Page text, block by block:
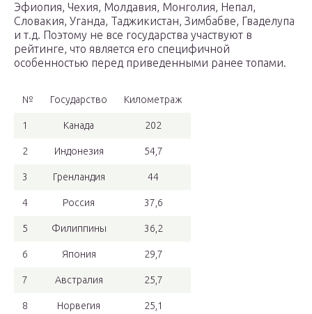
Эфиопия, Чехия, Молдавия, Монголия, Непал,
Словакия, Уганда, Таджикистан, Зимбабве, Гваделупа
и т.д. Поэтому не все государства участвуют в
рейтинге, что является его специфичной
особенностью перед приведенными ранее топами.
№ Государство Километраж
1 Канада 202
2 Индонезия 54,7
3 Гренландия 44
4 Россия 37,6
5 Филиппины 36,2
6 Япония 29,7
7 Австралия 25,7
8 Норвегия 25,1